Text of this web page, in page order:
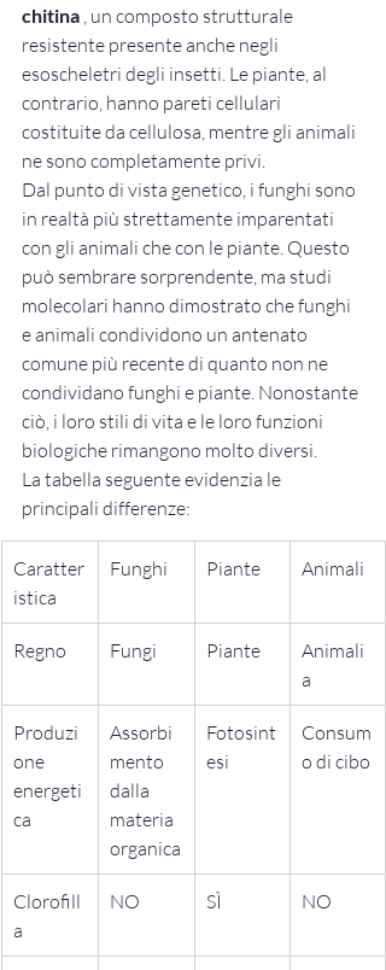
chitina , un composto strutturale
resistente presente anche negli
esoscheletri degli insetti. Le piante, al
contrario, hanno pareti cellulari
costituite da cellulosa, mentre gli animali
ne sono completamente privi.
Dal punto di vista genetico, i funghi sono
in realtà più strettamente imparentati
con gli animali che con le piante. Questo
può sembrare sorprendente, ma studi
molecolari hanno dimostrato che funghi
e animali condividono un antenato
comune più recente di quanto non ne
condividano funghi e piante. Nonostante
ciò, i loro stili di vita e le loro funzioni
biologiche rimangono molto diversi.
La tabella seguente evidenzia le
principali differenze:
Caratter
istica
Funghi Piante Animali
Regno Fungi Piante
Animali
a
Produzi
one
energeti
ca
Assorbi
mento
dalla
materia
organica
Fotosint
esi
Consum
o di cibo
Clorofill
a
NO SÌ NO